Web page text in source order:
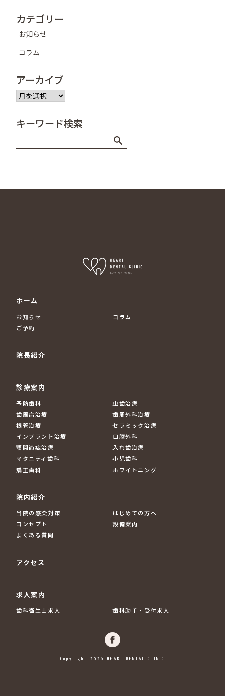
カテゴリー
お知らせ
コラム
アーカイブ
ア
ー
イ
キーワード検索
ホーム
お知らせ
コラム
ご予約
院長紹介
診療案内
予防歯科
虫歯治療
歯周病治療
歯周外科治療
根管治療
セラミック治療
インプラント治療
口腔外科
顎関節症治療
入れ歯治療
マタニティ歯科
小児歯科
矯正歯科
ホワイトニング
院内紹介
当院の感染対策
はじめての方へ
コンセプト
設備案内
よくある質問
アクセス
求人案内
歯科衛生士求人 歯科助手・受付求人
Copyright 2026 HEART DENTAL CLINIC